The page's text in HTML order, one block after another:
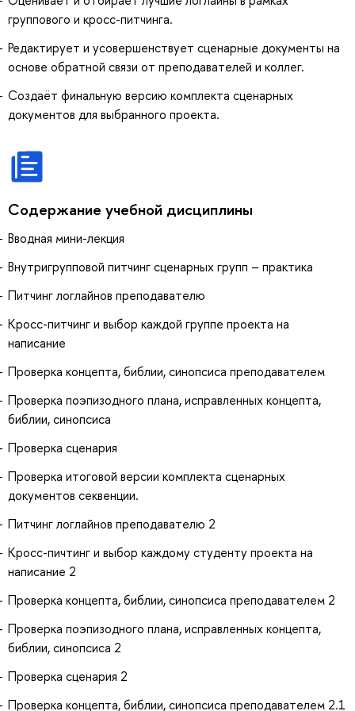
группового и кросс-питчинга.
Редактирует и усовершенствует сценарные документы на
основе обратной связи от преподавателей и коллег.
Создаёт финальную версию комплекта сценарных
документов для выбранного проекта.
Содержание учебной дисциплины
Вводная мини-лекция
Внутригрупповой питчинг сценарных групп – практика
Питчинг логлайнов преподавателю
Кросс-питчинг и выбор каждой группе проекта на
написание
Проверка концепта, библии, синопсиса преподавателем
Проверка поэпизодного плана, исправленных концепта,
библии, синопсиса
Проверка сценария
Проверка итоговой версии комплекта сценарных
документов секвенции.
Питчинг логлайнов преподавателю 2
Кросс-пичтинг и выбор каждому студенту проекта на
написание 2
Проверка концепта, библии, синопсиса преподавателем 2
Проверка поэпизодного плана, исправленных концепта,
библии, синопсиса 2
Проверка сценария 2
Проверка концепта, библии, синопсиса преподавателем 2.1